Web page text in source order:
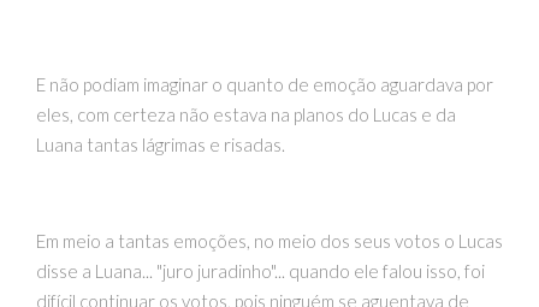
E não podiam imaginar o quanto de emoção aguardava por
eles, com certeza não estava na planos do Lucas e da
Luana tantas lágrimas e risadas.
Em meio a tantas emoções, no meio dos seus votos o Lucas
disse a Luana... "juro juradinho"... quando ele falou isso, foi
difícil continuar os votos, pois ninguém se aguentava de